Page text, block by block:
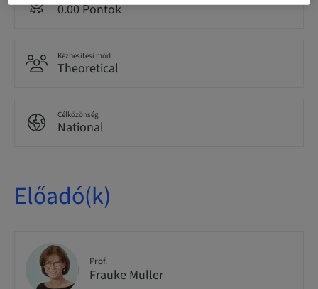
0.00 Pontok
Kézbesítési mód
Theoretical
Célközönség
National
Előadó(k)
Prof.
Frauke Muller